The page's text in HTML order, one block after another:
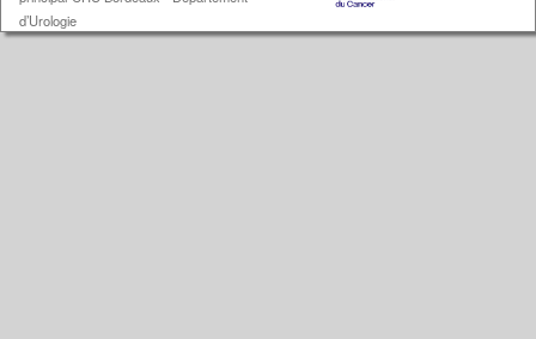
d’Urologie